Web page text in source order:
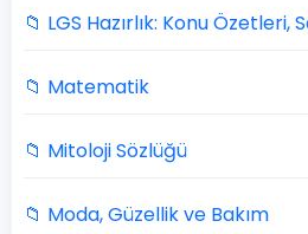
📁 LGS Hazırlık: Konu
📁 Matematik
📁 Mitoloji Sözlüğü
📁 Moda, Güzellik ve Bakım